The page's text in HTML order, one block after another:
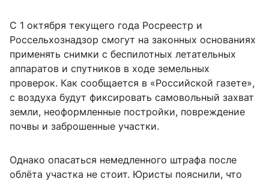
С 1 октября текущего года Росреестр и
Россельхознадзор смогут на законных основаниях
применять снимки с беспилотных летательных
аппаратов и спутников в ходе земельных
проверок. Как сообщается в «Российской газете»,
с воздуха будут фиксировать самовольный захват
земли, неоформленные постройки, повреждение
почвы и заброшенные участки.
Однако опасаться немедленного штрафа после
облёта участка не стоит. Юристы пояснили, что